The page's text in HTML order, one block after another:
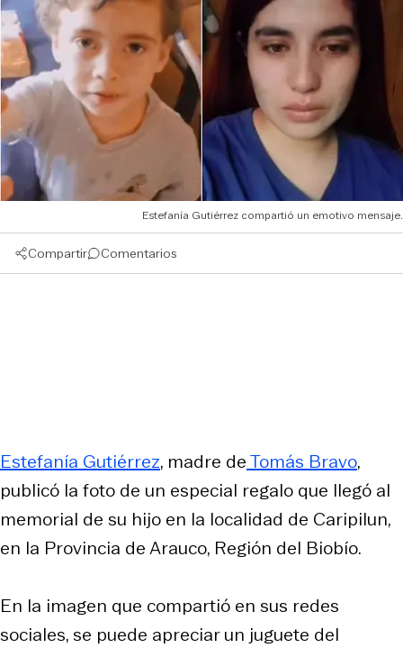
Estefanía Gutiérrez compartió un emotivo mensaje.
Compartir Comentarios
Estefanía Gutiérrez, madre deTomás Bravo,
publicó la foto de un especial regalo que llegó al
memorial de su hijo en la localidad de Caripilun,
en la Provincia de Arauco, Región del Biobío.
En la imagen que compartió en sus redes
sociales, se puede apreciar un juguete del